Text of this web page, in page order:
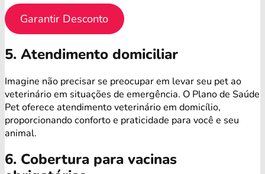
Garantir Desconto
5. Atendimento domiciliar
Imagine não precisar se preocupar em levar seu pet ao
veterinário em situações de emergência. O Plano de Saúde
Pet oferece atendimento veterinário em domicílio,
proporcionando conforto e praticidade para você e seu
animal.
6. Cobertura para vacinas